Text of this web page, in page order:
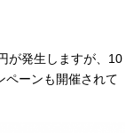
が発生しますが、10
ペーンも開催されて